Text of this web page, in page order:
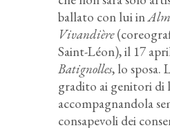
ballato con lui in
Vivandière
Saint-Léon), il 17
Batignolles, lo sposa.
gradito ai genitori di
accompagnandola
consapevoli dei